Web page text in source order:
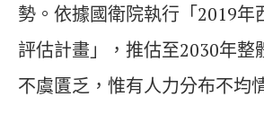
勢。依據國衛院執行「2019年
評估計畫」，推估至2030年整
不虞匱乏，惟有人力分布不均